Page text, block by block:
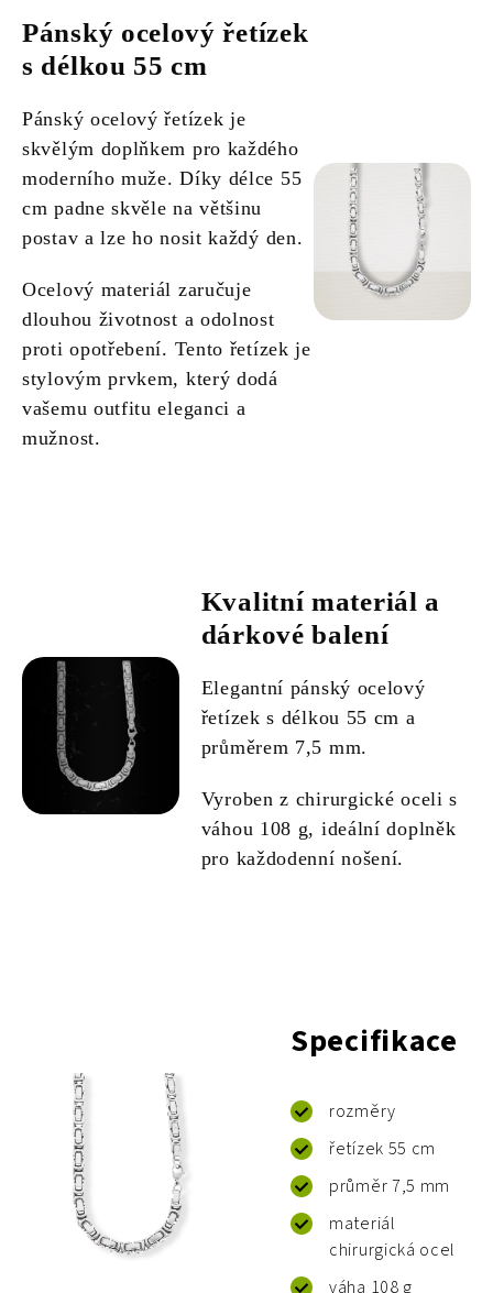
Pánský ocelový řetízek
s délkou 55 cm
Pánský ocelový řetízek je
skvělým doplňkem pro každého
moderního muže. Díky délce 55
cm padne skvěle na většinu
postav a lze ho nosit každý den.
Ocelový materiál zaručuje
dlouhou životnost a odolnost
proti opotřebení. Tento řetízek je
stylovým prvkem, který dodá
vašemu outfitu eleganci a
mužnost.
Kvalitní materiál a
dárkové balení
Elegantní pánský ocelový
řetízek s délkou 55 cm a
průměrem 7,5 mm.
Vyroben z chirurgické oceli s
váhou 108 g, ideální doplněk
pro každodenní nošení.
Specifikace
rozměry
řetízek 55 cm
průměr 7,5 mm
materiál
chirurgická ocel
váha 108 g